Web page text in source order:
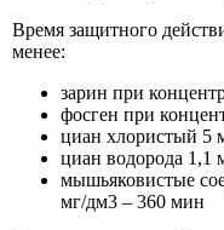
Время защитного
менее:
зарин при
фосген при
циан хлористый 5
циан водорода 1,1
мышьяковистые
мг/дм3 – 360 мин